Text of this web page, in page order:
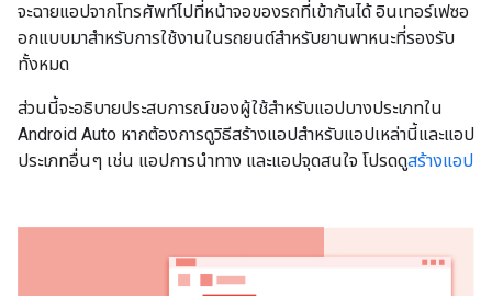
จะฉายแอปจากโทรศัพท์ไปที่หน้าจอของรถที่เข้ากันได้ อินเทอร์เฟซอ
อกแบบมาสำหรับการใช้งานในรถยนต์สำหรับยานพาหนะที่รองรับ
ทั้งหมด
ส่วนนี้จะอธิบายประสบการณ์ของผู้ใช้สำหรับแอปบางประเภทใน
Android Auto หากต้องการดูวิธีสร้างแอปสำหรับแอปเหล่านี้และแอป
ประเภทอื่นๆ เช่น แอปการนำทาง และแอปจุดสนใจ โปรดดูสร้างแอป